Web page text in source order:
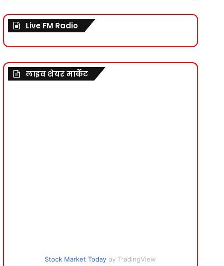
Live FM Radio
लाइव शेयर मार्केट
Stock Market Today by TradingView